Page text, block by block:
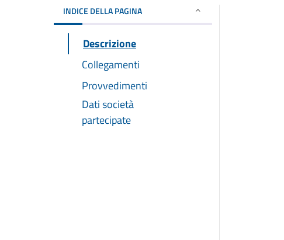
INDICE DELLA PAGINA
Descrizione
Collegamenti
Provvedimenti
Dati società
partecipate